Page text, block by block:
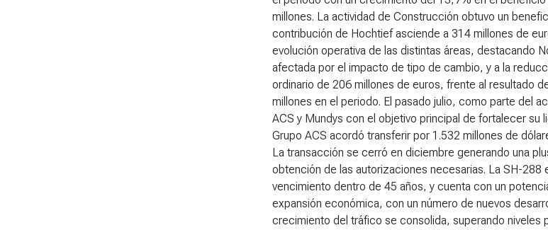
millones. La actividad de Construcción obtuvo un
contribución de Hochtief asciende a 314 millones de
evolución operativa de las distintas áreas, destacando
afectada por el impacto de tipo de cambio, y a la
ordinario de 206 millones de euros, frente al resultado
millones en el periodo. El pasado julio, como parte del
ACS y Mundys con el objetivo principal de fortalecer
Grupo ACS acordó transferir por 1.532 millones de
La transacción se cerró en diciembre generando una
obtención de las autorizaciones necesarias. La SH-
vencimiento dentro de 45 años, y cuenta con un
expansión económica, con un número de nuevos
crecimiento del tráfico se consolida, superando niveles